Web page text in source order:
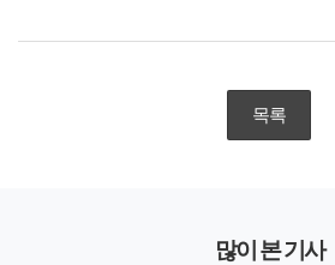
목록
많이 본 기사